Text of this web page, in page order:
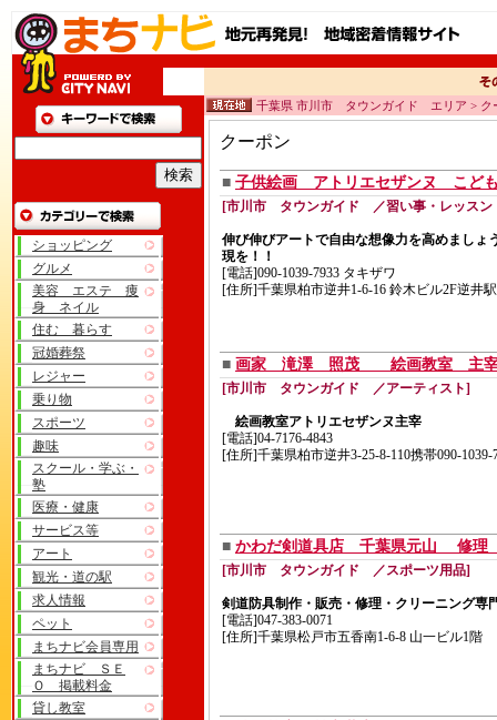
ショッピング
グルメ
美容 エステ 痩
身 ネイル
住む 暮らす
冠婚葬祭
レジャー
乗り物
スポーツ
趣味
スクール・学ぶ・
塾
医療・健康
サービス等
アート
観光・道の駅
求人情報
ペット
まちナビ会員専用
まちナビ ＳＥ
Ｏ 掲載料金
貸し教室
千葉県 市川市 タウンガイド エリア > ク
クーポン
■ 子供絵画 アトリエセザンヌ こ
[市川市 タウンガイド ／習い事・レッスン
伸び伸びアートで自由な想像力を高めまし
現を！！
[電話]090-1039-7933 タキザワ
[住所]千葉県柏市逆井1-6-16 鈴木ビル2F逆井
■ 画家 滝澤 照茂 絵画教室 主
[市川市 タウンガイド ／アーティスト]
絵画教室アトリエセザンヌ主宰
[電話]04-7176-4843
[住所]千葉県柏市逆井3-25-8-110携帯090-1039-
■ かわだ剣道具店 千葉県元山 修理
[市川市 タウンガイド ／スポーツ用品]
剣道防具制作・販売・修理・クリーニング
[電話]047-383-0071
[住所]千葉県松戸市五香南1-6-8 山一ビル1階